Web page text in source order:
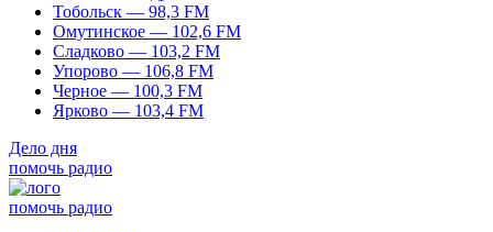
Тобольск — 98,3 FM
Омутинское — 102,6 FM
Сладково — 103,2 FM
Упорово — 106,8 FM
Черное — 100,3 FM
Ярково — 103,4 FM
Дело дня
помочь радио
помочь радио